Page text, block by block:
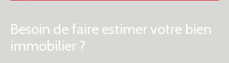
Besoin de faire estimer votre bien
immobilier ?